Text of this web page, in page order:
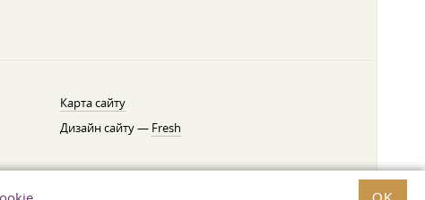
Карта сайту
Дизайн сайту — Fresh